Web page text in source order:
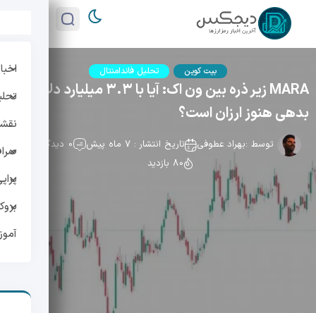
بیت کوین تحلیل فاندامنتال
MARA زیر ذره بین ون اک: آیا با ۳.۳ میلیارد دلار
بدهی هنوز ارزان است؟
توسط :بهراد عطوفی تاریخ انتشار : 7 ماه پیش
0 دیدگاه
80 بازدید